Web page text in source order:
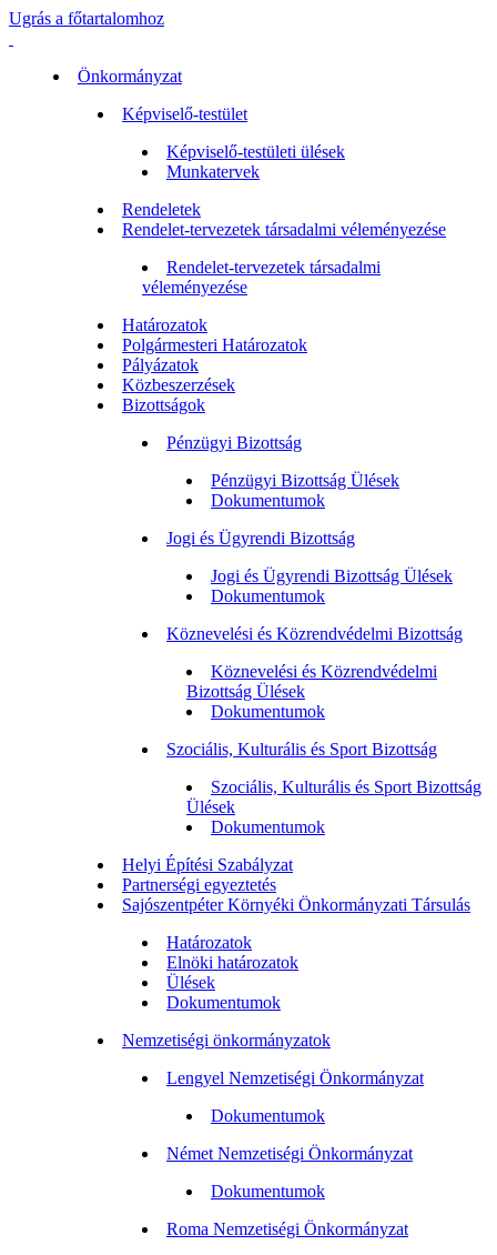
Ugrás a főtartalomhoz
Önkormányzat
Képviselő-testület
Képviselő-testületi ülések
Munkatervek
Rendeletek
Rendelet-tervezetek társadalmi véleményezése
Rendelet-tervezetek társadalmi
véleményezése
Határozatok
Polgármesteri Határozatok
Pályázatok
Közbeszerzések
Bizottságok
Pénzügyi Bizottság
Pénzügyi Bizottság Ülések
Dokumentumok
Jogi és Ügyrendi Bizottság
Jogi és Ügyrendi Bizottság Ülések
Dokumentumok
Köznevelési és Közrendvédelmi Bizottság
Köznevelési és Közrendvédelmi
Bizottság Ülések
Dokumentumok
Szociális, Kulturális és Sport Bizottság
Szociális, Kulturális és Sport Bizottság
Ülések
Dokumentumok
Helyi Építési Szabályzat
Partnerségi egyeztetés
Sajószentpéter Környéki Önkormányzati Társulás
Határozatok
Elnöki határozatok
Ülések
Dokumentumok
Nemzetiségi önkormányzatok
Lengyel Nemzetiségi Önkormányzat
Dokumentumok
Német Nemzetiségi Önkormányzat
Dokumentumok
Roma Nemzetiségi Önkormányzat